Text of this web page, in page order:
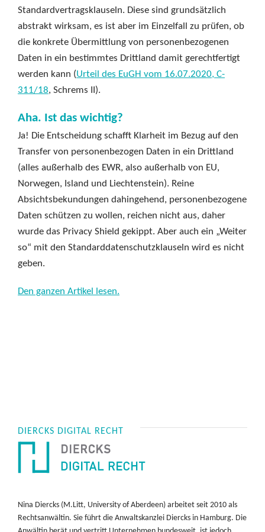
Standardvertragsklauseln. Diese sind grundsätzlich
abstrakt wirksam, es ist aber im Einzelfall zu prüfen, ob
die konkrete Übermittlung von personenbezogenen
Daten in ein bestimmtes Drittland damit gerechtfertigt
werden kann (Urteil des EuGH vom 16.07.2020, C-
311/18, Schrems II).
Aha. Ist das wichtig?
Ja! Die Entscheidung schafft Klarheit im Bezug auf den
Transfer von personenbezogen Daten in ein Drittland
(alles außerhalb des EWR, also außerhalb von EU,
Norwegen, Island und Liechtenstein). Reine
Absichtsbekundungen dahingehend, personenbezogene
Daten schützen zu wollen, reichen nicht aus, daher
wurde das Privacy Shield gekippt. Aber auch ein „Weiter
so“ mit den Standarddatenschutzklauseln wird es nicht
geben.
Den ganzen Artikel lesen.
DIERCKS DIGITAL RECHT
Nina Diercks (M.Litt, University of Aberdeen) arbeitet seit 2010 als
Rechtsanwältin. Sie führt die Anwaltskanzlei Diercks in Hamburg. Die